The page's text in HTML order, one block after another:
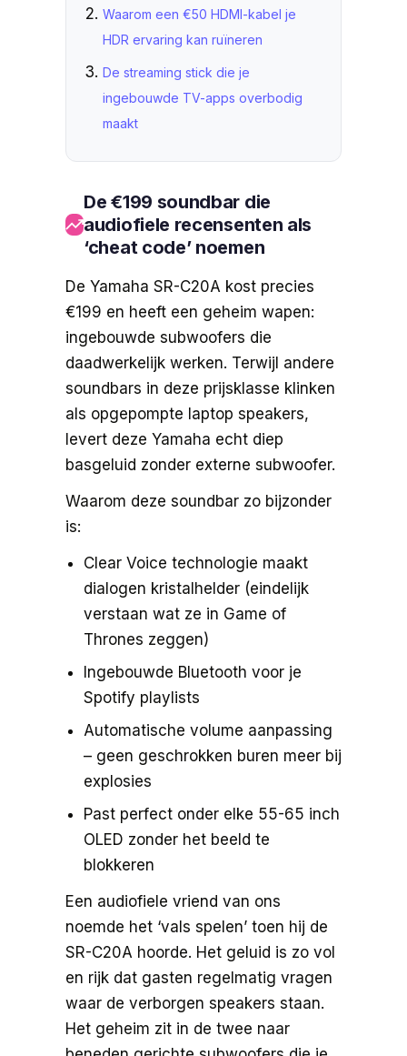
Waarom een €50 HDMI-kabel je
HDR ervaring kan ruïneren
De streaming stick die je
ingebouwde TV-apps overbodig
maakt
De €199 soundbar die
audiofiele recensenten als
‘cheat code’ noemen
De Yamaha SR-C20A kost precies
€199 en heeft een geheim wapen:
ingebouwde subwoofers die
daadwerkelijk werken. Terwijl andere
soundbars in deze prijsklasse klinken
als opgepompte laptop speakers,
levert deze Yamaha echt diep
basgeluid zonder externe subwoofer.
Waarom deze soundbar zo bijzonder
is:
Clear Voice technologie maakt
dialogen kristalhelder (eindelijk
verstaan wat ze in Game of
Thrones zeggen)
Ingebouwde Bluetooth voor je
Spotify playlists
Automatische volume aanpassing
– geen geschrokken buren meer bij
explosies
Past perfect onder elke 55-65 inch
OLED zonder het beeld te
blokkeren
Een audiofiele vriend van ons
noemde het ‘vals spelen’ toen hij de
SR-C20A hoorde. Het geluid is zo vol
en rijk dat gasten regelmatig vragen
waar de verborgen speakers staan.
Het geheim zit in de twee naar